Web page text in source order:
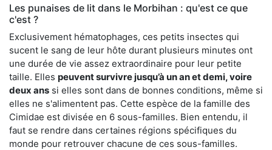
Les punaises de lit dans le Morbihan : qu'est ce que
c'est ?
Exclusivement hématophages, ces petits insectes qui
sucent le sang de leur hôte durant plusieurs minutes ont
une durée de vie assez extraordinaire pour leur petite
taille. Elles peuvent survivre jusqu’à un an et demi, voire
deux ans si elles sont dans de bonnes conditions, même si
elles ne s'alimentent pas. Cette espèce de la famille des
Cimidae est divisée en 6 sous-familles. Bien entendu, il
faut se rendre dans certaines régions spécifiques du
monde pour retrouver chacune de ces sous-familles.